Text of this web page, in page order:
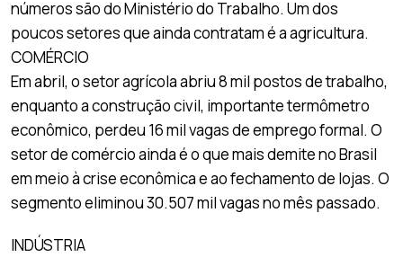
números são do Ministério do Trabalho. Um dos
poucos setores que ainda contratam é a agricultura.
COMÉRCIO
Em abril, o setor agrícola abriu 8 mil postos de trabalho,
enquanto a construção civil, importante termômetro
econômico, perdeu 16 mil vagas de emprego formal. O
setor de comércio ainda é o que mais demite no Brasil
em meio à crise econômica e ao fechamento de lojas. O
segmento eliminou 30.507 mil vagas no mês passado.
INDÚSTRIA